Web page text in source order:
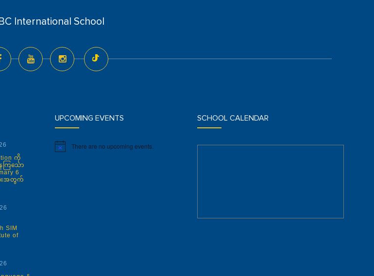
International School
ကို
ြသော
6
ားအတွက်
SIM
of
UPCOMING EVENTS
Notice There are no upcoming events.
SCHOOL CALENDAR